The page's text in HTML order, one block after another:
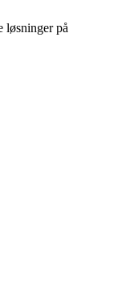
løsninger på